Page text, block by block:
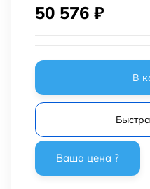
50 576 ₽
В